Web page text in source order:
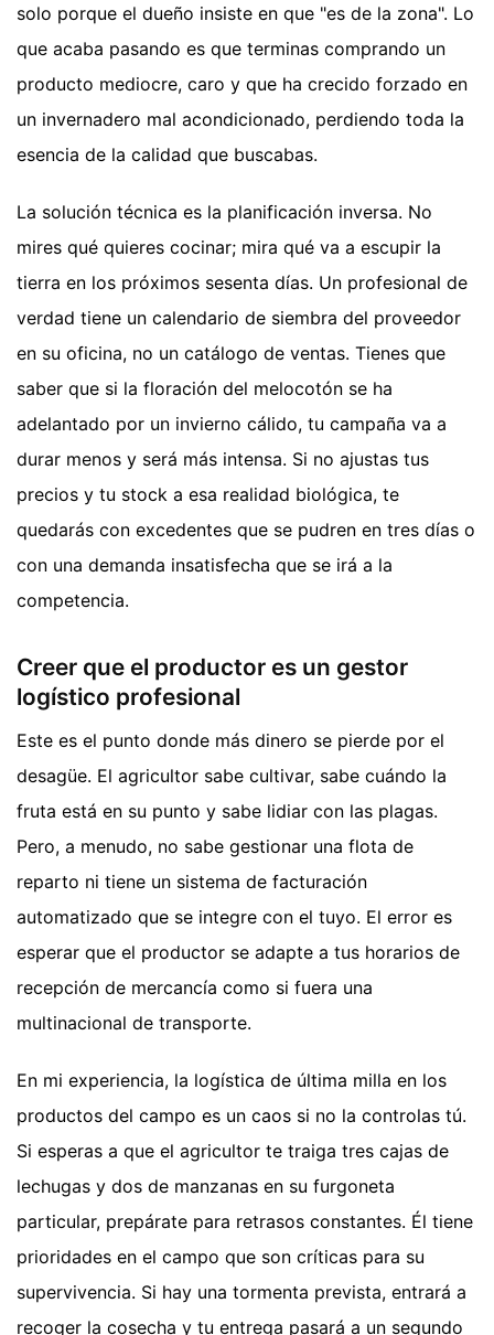
solo porque el dueño insiste en que "es de la zona". Lo
que acaba pasando es que terminas comprando un
producto mediocre, caro y que ha crecido forzado en
un invernadero mal acondicionado, perdiendo toda la
esencia de la calidad que buscabas.
La solución técnica es la planificación inversa. No
mires qué quieres cocinar; mira qué va a escupir la
tierra en los próximos sesenta días. Un profesional de
verdad tiene un calendario de siembra del proveedor
en su oficina, no un catálogo de ventas. Tienes que
saber que si la floración del melocotón se ha
adelantado por un invierno cálido, tu campaña va a
durar menos y será más intensa. Si no ajustas tus
precios y tu stock a esa realidad biológica, te
quedarás con excedentes que se pudren en tres días o
con una demanda insatisfecha que se irá a la
competencia.
Creer que el productor es un gestor
logístico profesional
Este es el punto donde más dinero se pierde por el
desagüe. El agricultor sabe cultivar, sabe cuándo la
fruta está en su punto y sabe lidiar con las plagas.
Pero, a menudo, no sabe gestionar una flota de
reparto ni tiene un sistema de facturación
automatizado que se integre con el tuyo. El error es
esperar que el productor se adapte a tus horarios de
recepción de mercancía como si fuera una
multinacional de transporte.
En mi experiencia, la logística de última milla en los
productos del campo es un caos si no la controlas tú.
Si esperas a que el agricultor te traiga tres cajas de
lechugas y dos de manzanas en su furgoneta
particular, prepárate para retrasos constantes. Él tiene
prioridades en el campo que son críticas para su
supervivencia. Si hay una tormenta prevista, entrará a
recoger la cosecha y tu entrega pasará a un segundo